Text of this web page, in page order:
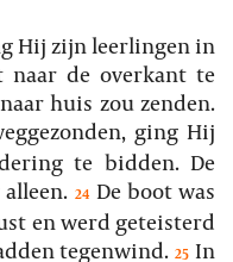
Hij zijn leerlingen in
naar de overkant te
huis zou zenden.
ging Hij
te bidden. De
24 De boot was
en werd geteisterd
tegenwind. 25 In